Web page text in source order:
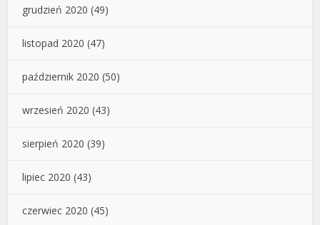
grudzień 2020 (49)
listopad 2020 (47)
październik 2020 (50)
wrzesień 2020 (43)
sierpień 2020 (39)
lipiec 2020 (43)
czerwiec 2020 (45)